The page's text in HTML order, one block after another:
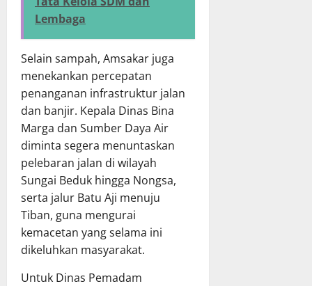
Lembaga
Selain sampah, Amsakar juga
menekankan percepatan
penanganan infrastruktur jalan
dan banjir. Kepala Dinas Bina
Marga dan Sumber Daya Air
diminta segera menuntaskan
pelebaran jalan di wilayah
Sungai Beduk hingga Nongsa,
serta jalur Batu Aji menuju
Tiban, guna mengurai
kemacetan yang selama ini
dikeluhkan masyarakat.
Untuk Dinas Pemadam